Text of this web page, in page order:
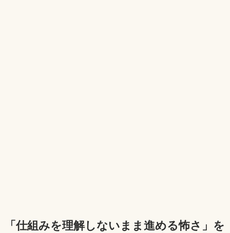
「仕組みを理解しないまま進める怖さ」を